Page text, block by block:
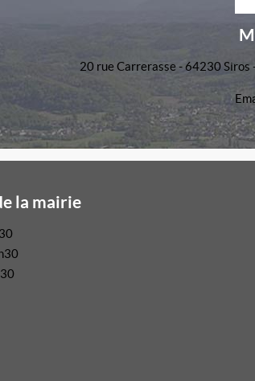
20 rue Carrerasse - 64230
la mairie